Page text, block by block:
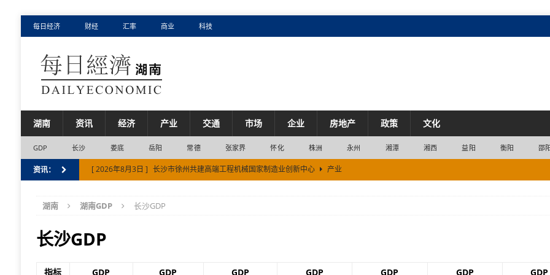
每日经济 财经 汇率 商业 科技
湖南 资讯 经济 产业 交通 市场 企业 房地产 政策 文化
GDP 长沙 娄底 岳阳 常德 张家界 怀化 株洲 永州 湘潭 湘西 益阳 衡阳 邵
资讯： [ 2026年8月3日 ] 长沙市徐州共建高端工程机械国家制造业创新中心
产业
[ 2026年8月5日 ] 衡阳市入选第二批全国零售业创新提升试点城市 上半年社零增速湖南省第一
[ 2026年8月5日 ]
湖南 湖南GDP 长沙GDP
长沙GDP
指标 GDP GDP GDP GDP GDP GDP GDP